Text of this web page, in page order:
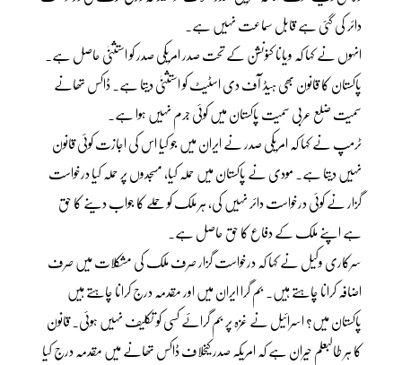
دائر کی گئی ہے قابل سماعت نہیں ہے۔
انہوں نے کہا کہ ویانا کنونشن کے تحت صدر امریکی صدر کو استثنیٰ حاصل ہے۔
پاکستان کا قانون بھی ہیڈ آف دی اسٹیٹ کو استثنیٰ دیتا ہے۔ ڈاکس تھانے
سمیت ضلع عربی سمیت پاکستان میں کوئی جرم نہیں ہوا ہے۔
ٹرمپ نے کہا کہ امریکی صدر نے ایران میں جو کیا اس کی اجازت کوئی قانون
نہیں دیتا ہے۔ مودی نے پاکستان میں حملہ کیا، مسجدوں پر حملہ کیا درخواست
گزار نے کوئی درخواست دائر نہیں کی، ہر ملک کو حملے کا جواب دینے کا حق
ہے اپنے ملک کے دفاع کا حق حاصل ہے۔
سرکاری وکیل نے کہا کہ درخواست گزار صرف ملک کی مشکلات میں صرف
اضافہ کرانا چاہتے ہیں۔ بم گرا ایران میں اور مقدمہ درج کرانا چاہتے ہیں
پاکستان میں؟ اسرائیل نے غزہ پر بم گرائے کسی کو تکلیف نہیں ہوئی۔ قانون
کا ہر طالبعلم حیران ہے کہ امریکہ صدر کیخلاف ڈاکس تھانے میں مقدمہ درج کیا